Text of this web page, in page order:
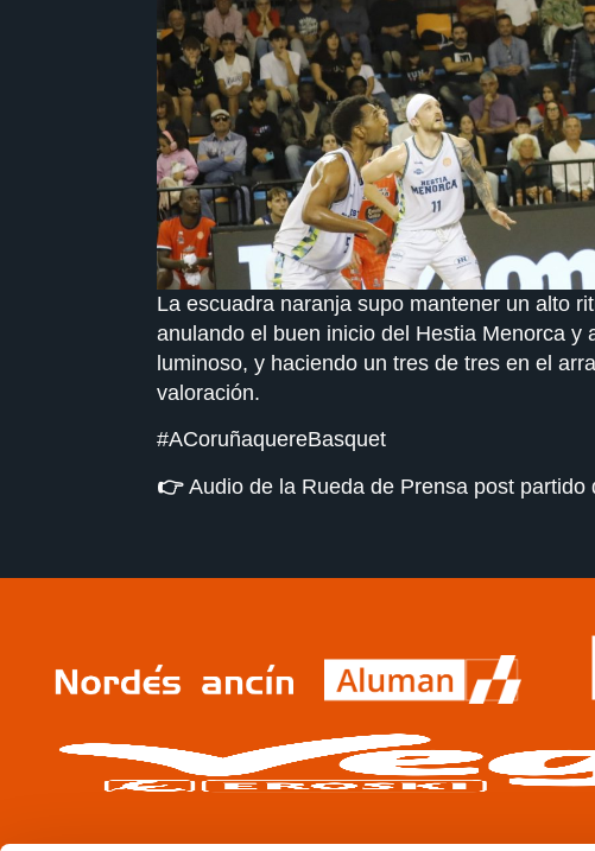
La escuadra naranja supo mantener un alto
anulando el buen inicio del Hestia Menorca y
luminoso, y haciendo un tres de tres en el
valoración.
#ACoruñaquereBasquet
👉​ Audio de la Rueda de Prensa post partido